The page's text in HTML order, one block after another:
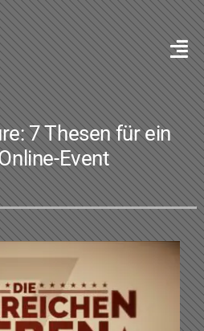
7 Thesen für ein
Event